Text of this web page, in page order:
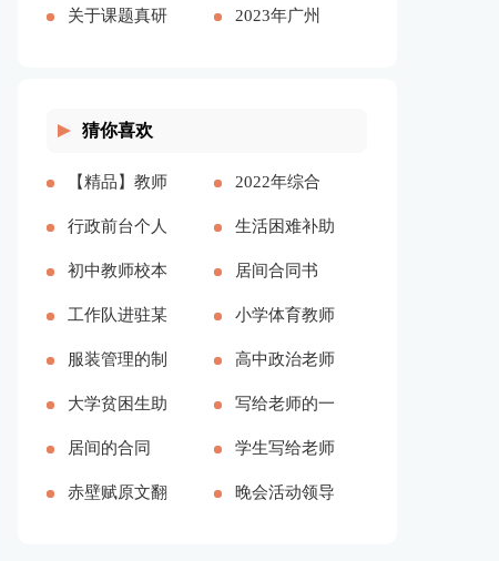
职尽责
多篇】
康教育心得体 大兴调查研究
关于课题真研 2023年广州
猜你喜欢
【精品】教师
实习总结模板
集锦七篇[本
文共13000字]
2022年综合
办公室工作计
划[本文共
2143字]
行政前台个人
年度工作总结
（多篇）[本
文共17057字]
生活困难补助
申请书精品多
篇[本文共
4898字]
初中教师校本
培训心得体会
多篇[本文共
8271字]
居间合同书
(精选15篇)
[本文共21860
字]
工作队进驻某
村脱贫攻坚工
作总结[本文
共2512字]
小学体育教师
年度考核个人
工作总结多篇
[本文共6329
字]
服装管理的制
度多篇[本文
共5173字]
高中政治老师
教学反思[本
文共4424字]
大学贫困生助
学金申请书精
品多篇[本文
写给老师的一
封感谢信作文
精品多篇[本
居间的合同
【推荐】[本
学生写给老师
的颁奖词100
赤壁赋原文翻 晚会活动领导